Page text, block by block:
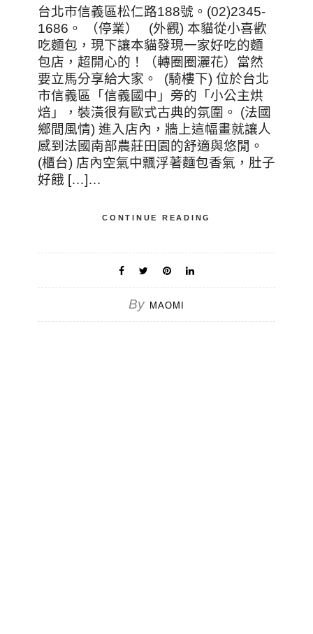
台北市信義區松仁路188號。(02)2345-
1686。 （停業） (外觀) 本貓從小喜歡
吃麵包，現下讓本貓發現一家好吃的麵
包店，超開心的！（轉圈圈灑花）當然
要立馬分享給大家。 (騎樓下) 位於台北
市信義區「信義國中」旁的「小公主烘
焙」，裝潢很有歐式古典的氛圍。 (法國
鄉間風情) 進入店內，牆上這幅畫就讓人
感到法國南部農莊田園的舒適與悠閒。
(櫃台) 店內空氣中飄浮著麵包香氣，肚子
好餓 […]…
CONTINUE READING
By MAOMI